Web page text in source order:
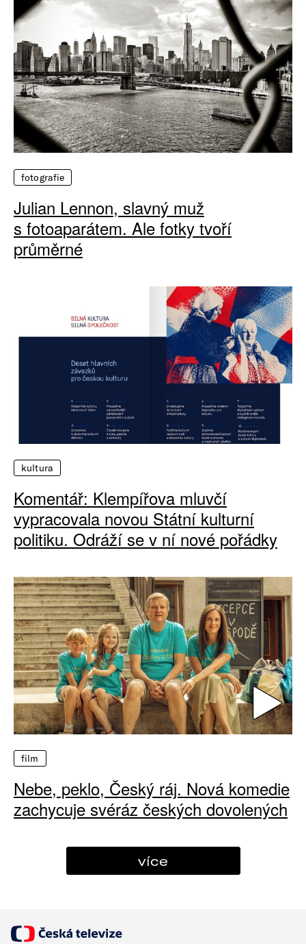
fotografie
Julian Lennon, slavný muž
s fotoaparátem. Ale fotky tvoří
průměrné
kultura
Komentář: Klempířova mluvčí
vypracovala novou Státní kulturní
politiku. Odráží se v ní nové pořádky
film
Nebe, peklo, Český ráj. Nová komedie
zachycuje svéráz českých dovolených
více